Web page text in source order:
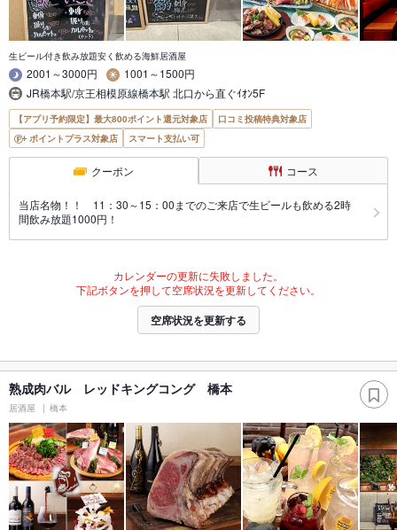
生ビール付き飲み放題安く飲める海鮮居酒屋
2001～3000円
1001～1500円
JR橋本駅/京王相模原線橋本駅 北口から直ぐｲｵﾝ5F
【アプリ予約限定】最大800ポイント還元対象店
口コミ投稿特典対象店
ポイントプラス対象店
スマート支払い可
クーポン コース
当店名物！！ 11：30～15：00までのご来店で生ビールも飲める2時
間飲み放題1000円！
カレンダーの更新に失敗しました。
下記ボタンを押して空席状況を更新してください。
空席状況を更新する
熟成肉バル レッドキングコング 橋本
居酒屋 橋本